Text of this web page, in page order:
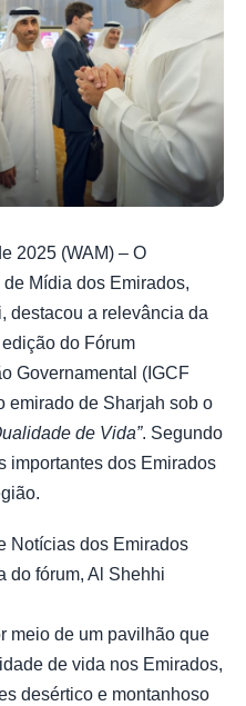
2025 (WAM) – O
Mídia dos Emirados,
destacou a relevância da
do Fórum
Governamental (IGCF
emirado de Sharjah sob o
de Vida”. Segundo
importantes dos Emirados
Notícias dos Emirados
do fórum, Al Shehhi
meio de um pavilhão que
de vida nos Emirados,
desértico e montanhoso